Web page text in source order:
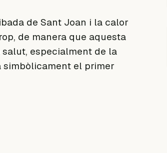
de Sant Joan i la calor
de manera que aquesta
especialment de la
el primer